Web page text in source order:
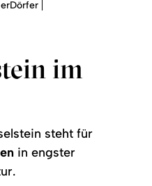
im
steht für
in engster